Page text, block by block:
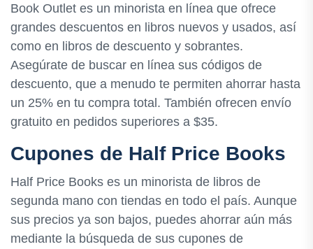
Book Outlet es un minorista en línea que ofrece
grandes descuentos en libros nuevos y usados, así
como en libros de descuento y sobrantes.
Asegúrate de buscar en línea sus códigos de
descuento, que a menudo te permiten ahorrar hasta
un 25% en tu compra total. También ofrecen envío
gratuito en pedidos superiores a $35.
Cupones de Half Price Books
Half Price Books es un minorista de libros de
segunda mano con tiendas en todo el país. Aunque
sus precios ya son bajos, puedes ahorrar aún más
mediante la búsqueda de sus cupones de